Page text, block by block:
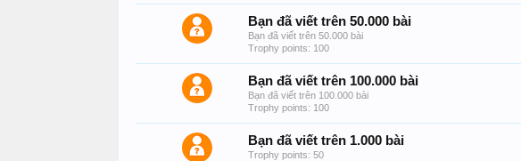
Bạn đã viết trên 50.000 bài
Bạn đã viết trên 50.000 bài
Trophy points: 100
Bạn đã viết trên 100.000 bài
Bạn đã viết trên 100.000 bài
Trophy points: 100
Bạn đã viết trên 1.000 bài
Trophy points: 50